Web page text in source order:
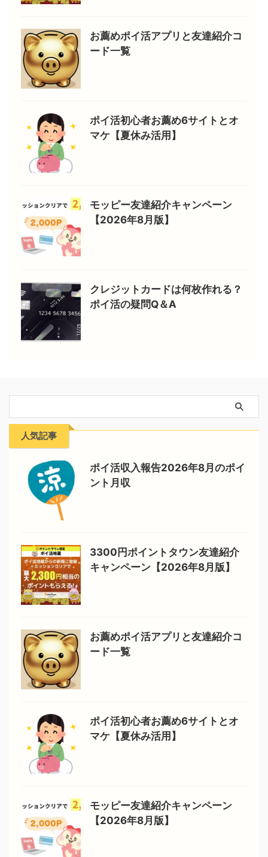
お薦めポイ活アプリと友達紹介コ
ード一覧
ポイ活初心者お薦め6サイトとオ
マケ【夏休み活用】
モッピー友達紹介キャンペーン
【2026年8月版】
クレジットカードは何枚作れる？
ポイ活の疑問Q＆A
人気記事
ポイ活収入報告2026年8月のポイ
ント月収
3300円ポイントタウン友達紹介
キャンペーン【2026年8月版】
お薦めポイ活アプリと友達紹介コ
ード一覧
ポイ活初心者お薦め6サイトとオ
マケ【夏休み活用】
モッピー友達紹介キャンペーン
【2026年8月版】